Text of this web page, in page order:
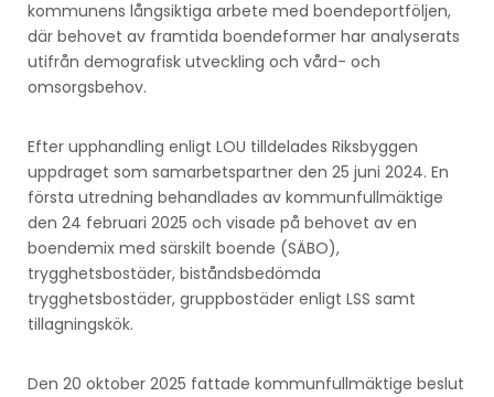
kommunens långsiktiga arbete med boendeportföljen,
där behovet av framtida boendeformer har analyserats
utifrån demografisk utveckling och vård- och
omsorgsbehov.
Efter upphandling enligt LOU tilldelades Riksbyggen
uppdraget som samarbetspartner den 25 juni 2024. En
första utredning behandlades av kommunfullmäktige
den 24 februari 2025 och visade på behovet av en
boendemix med särskilt boende (SÄBO),
trygghetsbostäder, biståndsbedömda
trygghetsbostäder, gruppbostäder enligt LSS samt
tillagningskök.
Den 20 oktober 2025 fattade kommunfullmäktige beslut